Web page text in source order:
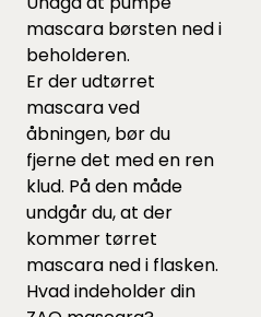
mascara børsten ned i
beholderen.
Er der udtørret
mascara ved
åbningen, bør du
fjerne det med en ren
klud. På den måde
undgår du, at der
kommer tørret
mascara ned i flasken.
Hvad indeholder din